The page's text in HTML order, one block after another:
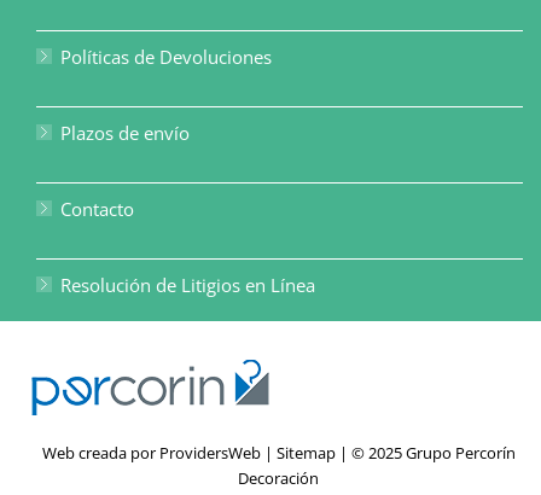
Políticas de Devoluciones
Plazos de envío
Contacto
Resolución de Litigios en Línea
Web creada por ProvidersWeb| Sitemap| © 2025 Grupo Percorín
Decoración